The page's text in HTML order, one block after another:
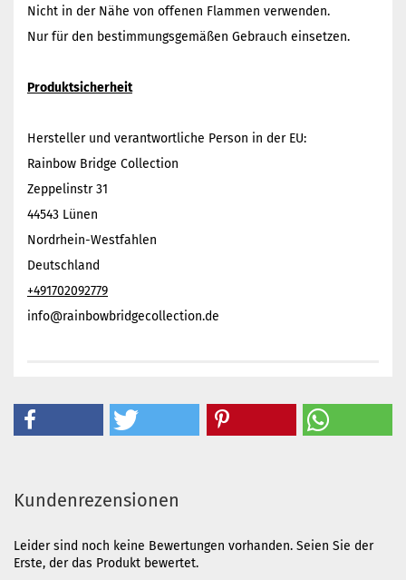
Nicht in der Nähe von offenen Flammen verwenden.
Nur für den bestimmungsgemäßen Gebrauch einsetzen.
Produktsicherheit
Hersteller und verantwortliche Person in der EU:
Rainbow Bridge Collection
Zeppelinstr 31
44543 Lünen
Nordrhein-Westfahlen
Deutschland
+491702092779
info@rainbowbridgecollection.de
Kundenrezensionen
Leider sind noch keine Bewertungen vorhanden. Seien Sie der
Erste, der das Produkt bewertet.